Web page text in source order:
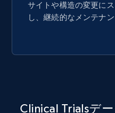
サイトや構造の変更に
し、継続的なメンテナ
Clinical Trialsデ